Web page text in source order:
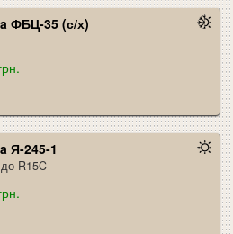
ФБЦ-35 (с/х)
Я-245-1
R15C